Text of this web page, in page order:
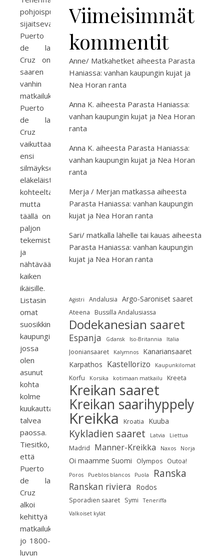
pohjoispuolella
sijaitseva
Puerto
de la
Cruz on
saaren
vanhin
matkailukohde.
Puerto
de la
Cruz
vaikuttaa
ensi
silmäyksellä
eläkeläisten
kohteelta,
mutta
täällä on
paljon
tekemistä
ja
nähtävää
kaiken
ikäisille.
Listasin
omat
suosikkini
kaupungista,
jossa
olen
asunut
kohta
kolme
kuukautta
talvea
paossa.
Tiesitkö,
että
Puerto
de la
Cruz
alkoi
kehittyä
matkailukohteeksi
jo 1800-
luvun
Viimeisimmät
kommentit
Anne/ Matkahetket aiheesta Parasta
Haniassa: vanhan kaupungin kujat ja
Nea Horan ranta
Anna K. aiheesta Parasta Haniassa:
vanhan kaupungin kujat ja Nea Horan
ranta
Anna K. aiheesta Parasta Haniassa:
vanhan kaupungin kujat ja Nea Horan
ranta
Merja / Merjan matkassa aiheesta
Parasta Haniassa: vanhan kaupungin
kujat ja Nea Horan ranta
Sari/ matkalla lähelle tai kauas aiheesta
Parasta Haniassa: vanhan kaupungin
kujat ja Nea Horan ranta
Agistri Andalusia Argo-Saroniset saaret
Ateena Bussilla Andalusiassa
Dodekanesian saaret
Espanja Gdansk Iso-Britannia Italia
Jooniansaaret Kalymnos
Kanariansaaret
Karpathos Kastellorizo Kaupunkilomat
Korfu Korsika kotimaan matkailu Kreeta
Kreikan saaret
Kreikan saarihyppely
Kreikka Kroatia Kuuba
Kykladien saaret Latvia Liettua
Madrid Manner-Kreikka Naxos Norja
Oi maamme Suomi Olympos Outoa!
Poros Pueblos blancos Puola Ranska
Ranskan riviera Rodos
Sporadien saaret Symi
Teneriffa
Valkoiset kylät